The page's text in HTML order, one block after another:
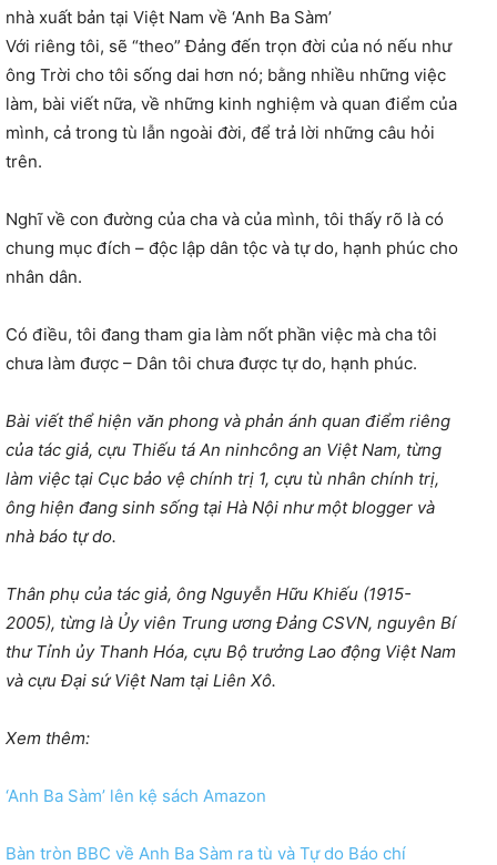
nhà xuất bản tại Việt Nam về ‘Anh Ba Sàm’
Với riêng tôi, sẽ “theo” Đảng đến trọn đời của nó nếu như
ông Trời cho tôi sống dai hơn nó; bằng nhiều những việc
làm, bài viết nữa, về những kinh nghiệm và quan điểm của
mình, cả trong tù lẫn ngoài đời, để trả lời những câu hỏi
trên.
Nghĩ về con đường của cha và của mình, tôi thấy rõ là có
chung mục đích – độc lập dân tộc và tự do, hạnh phúc cho
nhân dân.
Có điều, tôi đang tham gia làm nốt phần việc mà cha tôi
chưa làm được – Dân tôi chưa được tự do, hạnh phúc.
Bài viết thể hiện văn phong và phản ánh quan điểm riêng
của tác giả, cựu Thiếu tá An ninhcông an Việt Nam, từng
làm việc tại Cục bảo vệ chính trị 1, cựu tù nhân chính trị,
ông hiện đang sinh sống tại Hà Nội như một blogger và
nhà báo tự do.
Thân phụ của tác giả, ông Nguyễn Hữu Khiếu (1915-
2005), từng là Ủy viên Trung ương Đảng CSVN, nguyên Bí
thư Tỉnh ủy Thanh Hóa, cựu Bộ trưởng Lao động Việt Nam
và cựu Đại sứ Việt Nam tại Liên Xô.
Xem thêm:
‘Anh Ba Sàm’ lên kệ sách Amazon
Bàn tròn BBC về Anh Ba Sàm ra tù và Tự do Báo chí